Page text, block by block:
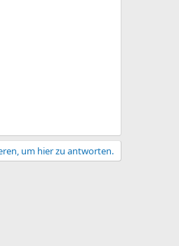
um hier zu antworten.